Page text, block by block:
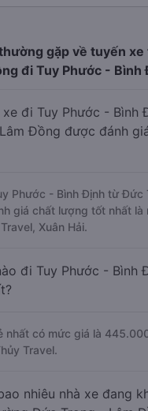
gặp về tuyến
đi Tuy Phước - Bình
xe đi Tuy Phước - Bình
Đồng được đánh
Phước - Bình Định từ Đức
giá chất lượng tốt nhất là
Xuân Hải.
đi Tuy Phước - Bình
nhất có mức giá là
Travel.
nhiêu nhà xe đang